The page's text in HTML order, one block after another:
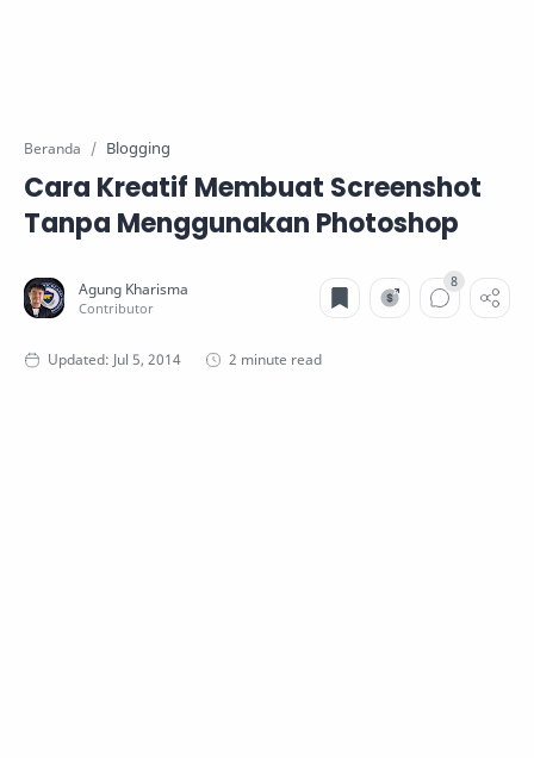
Beranda Blogging
Cara Kreatif Membuat Screenshot
Tanpa Menggunakan Photoshop
2 minute read